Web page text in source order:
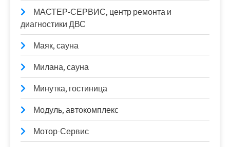
МАСТЕР-СЕРВИС, центр ремонта и
диагностики ДВС
Маяк, сауна
Милана, сауна
Минутка, гостиница
Модуль, автокомплекс
Мотор-Сервис